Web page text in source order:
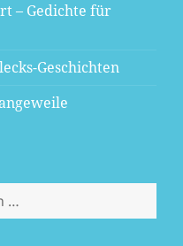
– Gedichte für
Geschichten